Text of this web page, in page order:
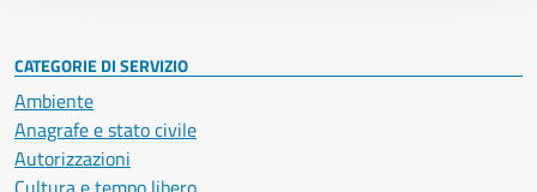
CATEGORIE DI SERVIZIO
Ambiente
Anagrafe e stato civile
Autorizzazioni